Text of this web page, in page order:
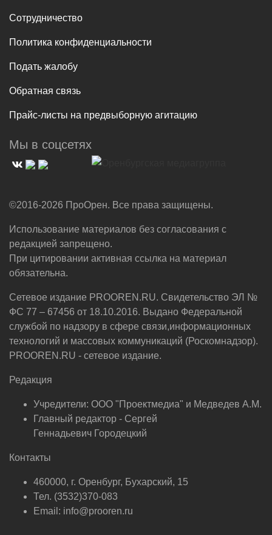
Сотрудничество
Политика конфиденциальности
Подать жалобу
Обратная связь
Прайс-листы на предвыборную агитацию
Мы в соцсетях
©2016-2026 ПроОрен. Все права защищены.
Использование материалов без согласования с
редакцией запрещено.
При цитировании активная ссылка на материал
обязательна.
Сетевое издание PROOREN.RU. Свидетельство ЭЛ №
ФС 77 – 67456 от 18.10.2016. Выдано Федеральной
службой по надзору в сфере связи,информационных
технологий и массовых коммуникаций (Роскомнадзор).
PROOREN.RU - сетевое издание.
Редакция
Учредители: ООО "Проектмедиа" и Медведев А.М.
Главный редактор - Сергей
Геннадьевич Городецкий
Контакты
460000, г. Оренбург, Бухарский, 15
Тел. (3532)370-083
Email: info@prooren.ru